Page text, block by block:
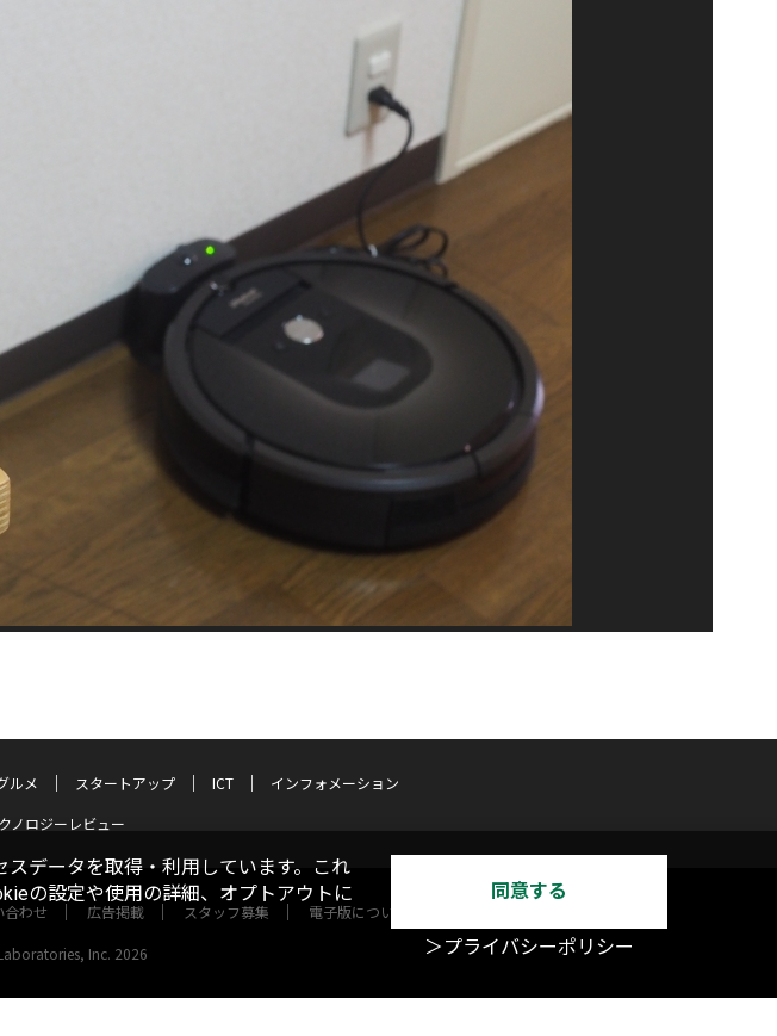
ルメ スタートアップ ICT
インフォメーション
ノロジーレビュー
合わせ 広告掲載 スタッフ募集 電子版について
Inc. 2026
データを取得・利用しています。これ
の設定や使用の詳細、オプトアウトに
同意する
＞プライバシーポリシー